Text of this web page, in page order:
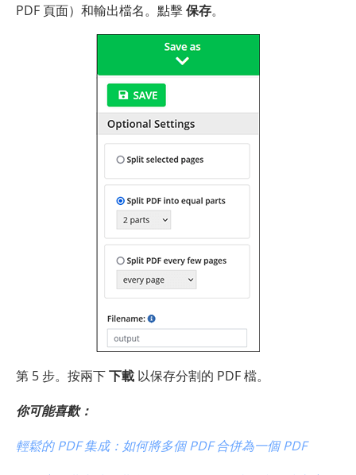
PDF 頁面）和輸出檔名。點擊保存。
第 5 步。按兩下下載 以保存分割的 PDF 檔。
你可能喜歡：
輕鬆的 PDF 集成：如何將多個 PDF 合併為一個 PDF